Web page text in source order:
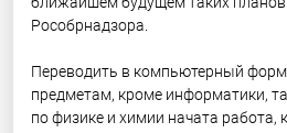
Рособрнадзора.
Переводить в компьютерный
предметам, кроме информатики,
по физике и химии начата работа,